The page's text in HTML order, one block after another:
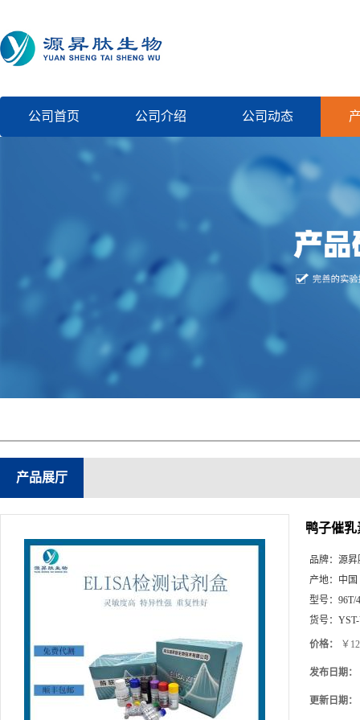
公司首页 公司介绍 公司动态
产品展厅
鸭子催
品牌： 源昇
产地： 中国
型号： 96T/
货号：
价格： ￥
发布日期：
更新日期：